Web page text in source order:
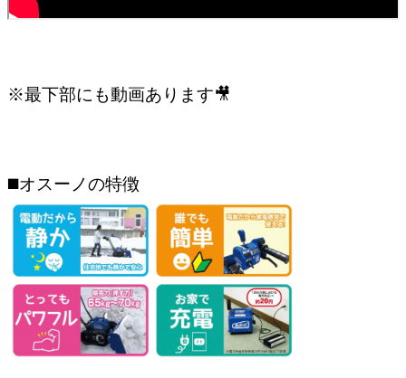
※最下部にも動画あります🎥
◼️オスーノの特徴